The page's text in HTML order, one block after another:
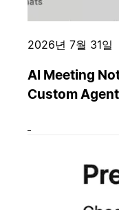
2026년 7월 31일
AI Meeting
Custom